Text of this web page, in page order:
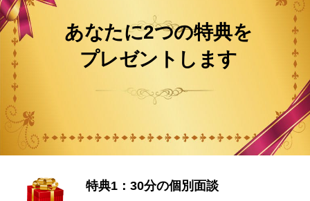
あなたに2つの特典を
プレゼントします
特典1：30分の個別面談